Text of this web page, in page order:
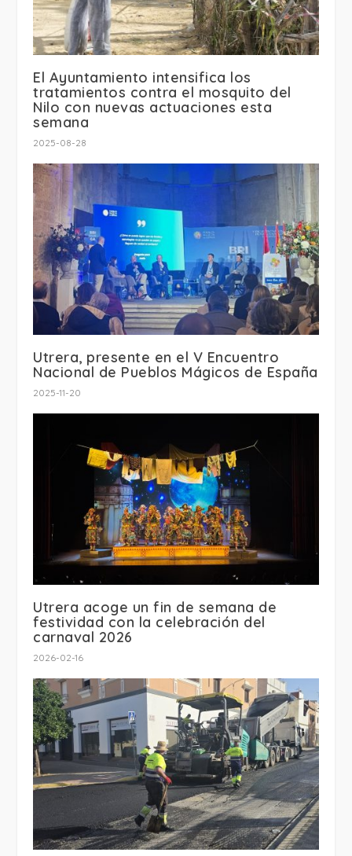
El Ayuntamiento intensifica los
tratamientos contra el mosquito del
Nilo con nuevas actuaciones esta
semana
2025-08-28
Utrera, presente en el V Encuentro
Nacional de Pueblos Mágicos de España
2025-11-20
Utrera acoge un fin de semana de
festividad con la celebración del
carnaval 2026
2026-02-16